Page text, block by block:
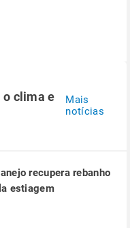
clima e
Mais
notícias
recupera rebanho
estiagem